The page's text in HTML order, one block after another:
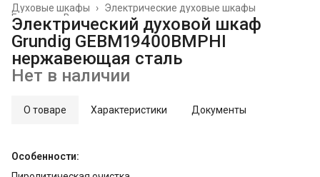
Электрические духовые шкафы
Духовые шкафы
›
Встраиваемая техника
Главная
Электрический духовой шкаф
Grundig GEBM19400BMPHI
нержавеющая сталь
Нет в наличии
О товаре Характеристики Документы
Особенности: